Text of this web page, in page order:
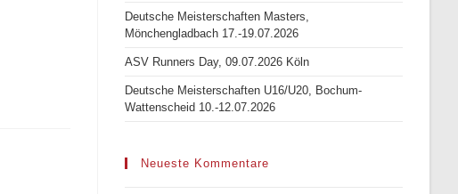
Deutsche Meisterschaften Masters,
Mönchengladbach 17.-19.07.2026
ASV Runners Day, 09.07.2026 Köln
Deutsche Meisterschaften U16/U20, Bochum-
Wattenscheid 10.-12.07.2026
Neueste Kommentare